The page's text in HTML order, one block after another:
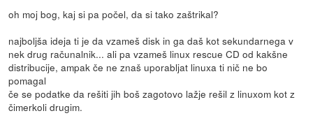
oh moj bog, kaj si pa počel, da si tako zaštrikal?
najboljša ideja ti je da vzameš disk in ga daš kot sekundarnega v
nek drug računalnik... ali pa vzameš linux rescue CD od kakšne
distribucije, ampak če ne znaš uporabljat linuxa ti nič ne bo
pomagal
če se podatke da rešiti jih boš zagotovo lažje rešil z linuxom kot z
čimerkoli drugim.